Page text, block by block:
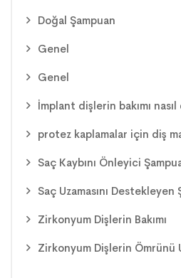
Doğal Şampuan
Genel
Genel
İmplant dişlerin bakımı nasıl
protez kaplamalar için diş
Saç Kaybını Önleyici
Saç Uzamasını Destekleyen
Zirkonyum Dişlerin Bakımı
Zirkonyum Dişlerin Ömrünü